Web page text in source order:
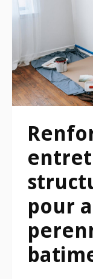
pour